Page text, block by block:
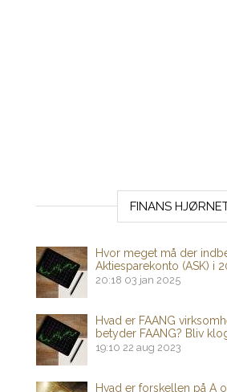
FINANS
Hvor meget må der
Aktiesparekonto (ASK) i
20:18 03 jan 2025
Hvad er FAANG
betyder FAANG? Bliv
19:10 22 aug 2023
Hvad er forskellen på A